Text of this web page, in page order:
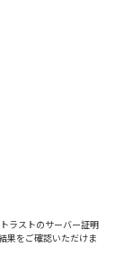
ラストのサーバー証明
果をご確認いただけま